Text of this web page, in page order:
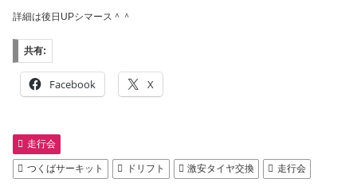
詳細は後日UPシマース＾＾
共有:
Facebook X
走行会
つくばサーキット ドリフト 激安タイヤ交換 走行会